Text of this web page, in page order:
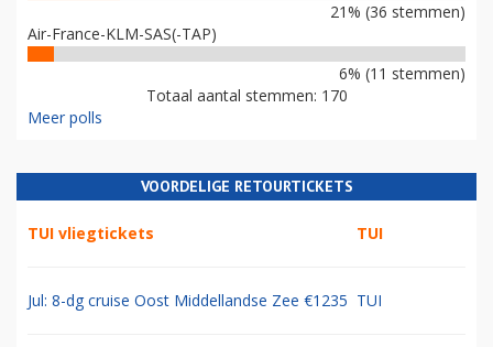
21% (36 stemmen)
Air-France-KLM-SAS(-TAP)
6% (11 stemmen)
Totaal aantal stemmen: 170
Meer polls
VOORDELIGE RETOURTICKETS
TUI vliegtickets TUI
Jul: 8-dg cruise Oost Middellandse Zee €1235 TUI